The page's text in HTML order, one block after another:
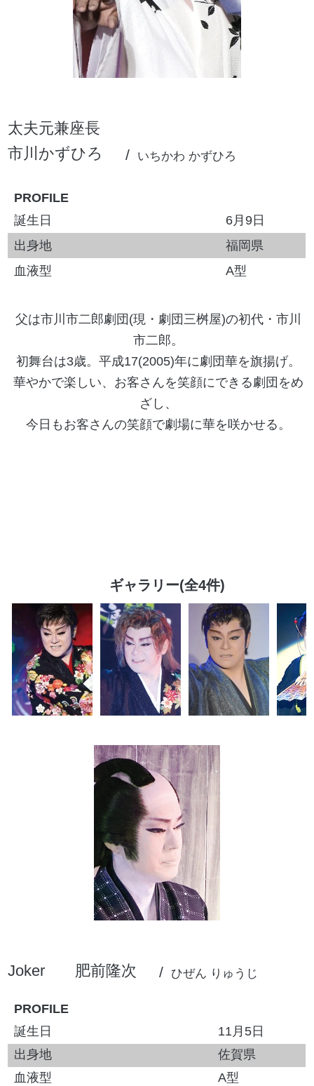
太夫元兼座長
市川かずひろ
いちかわ かずひろ
PROFILE
誕生日
6月9日
出身地
福岡県
血液型
A型
父は市川市二郎劇団(現・劇団三桝屋)の初代・市川
市二郎。
初舞台は3歳。平成17(2005)年に劇団華を旗揚げ。
華やかで楽しい、お客さんを笑顔にできる劇団をめ
ざし、
今日もお客さんの笑顔で劇場に華を咲かせる。
ギャラリー(全4件)
Joker 肥前隆次 ひぜん りゅうじ
PROFILE
誕生日
11月5日
出身地
佐賀県
血液型
A型